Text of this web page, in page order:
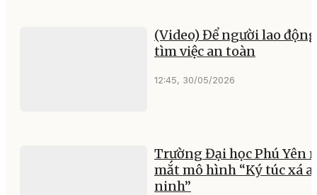
(Video) Để người lao động
tìm việc an toàn
12:45, 30/05/2026
Trường Đại học Phú Yên
mắt mô hình “Ký túc xá
ninh”